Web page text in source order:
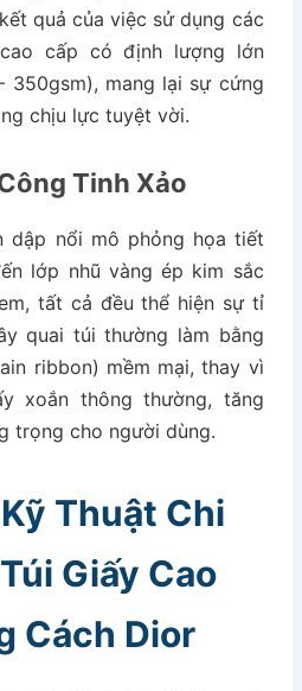
quả của việc sử dụng các
cao cấp có định lượng lớn
350gsm), mang lại sự cứng
chịu lực tuyệt vời.
Tinh Xảo
dập nổi mô phỏng họa tiết
lớp nhũ vàng ép kim sắc
tất cả đều thể hiện sự tỉ
quai túi thường làm bằng
ribbon) mềm mại, thay vì
xoắn thông thường, tăng
trọng cho người dùng.
Thuật Chi
Giấy Cao
Cách Dior